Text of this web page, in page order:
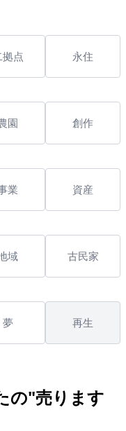
拠点 永住
園 創作
業 資産
域 古民家
夢 再生
の"売ります